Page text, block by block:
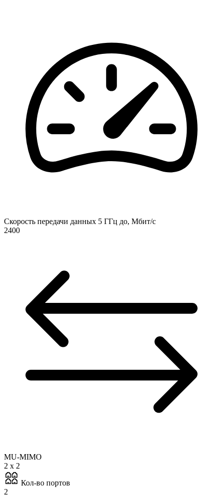
Скорость передачи данных 5 ГГц до, Мбит/с
2400
MU-MIMO
2 x 2
Кол-во портов
2